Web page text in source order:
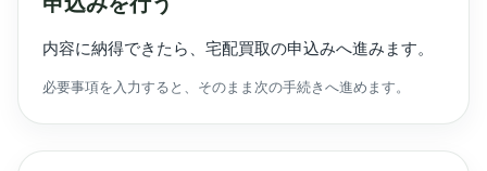
内容に納得できたら、宅配買取の申込みへ進みます。
必要事項を入力すると、そのまま次の手続きへ進めます。